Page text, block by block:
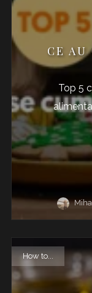
CE AU
Top 5
How to...